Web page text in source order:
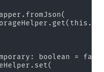
boolean =